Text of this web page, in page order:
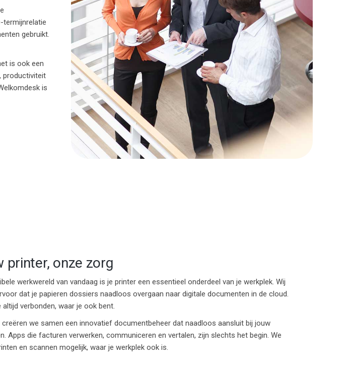
termijnrelatie
gebruikt.
is ook een
productiviteit
is
printer, onze zorg
werkwereld van vandaag is je printer een essentieel onderdeel van je werkplek. Wij
dat je papieren dossiers naadloos overgaan naar digitale documenten in de cloud.
altijd verbonden, waar je ook bent.
creëren we samen een innovatief documentbeheer dat naadloos aansluit bij jouw
Apps die facturen verwerken, communiceren en vertalen, zijn slechts het begin. We
en scannen mogelijk, waar je werkplek ook is.